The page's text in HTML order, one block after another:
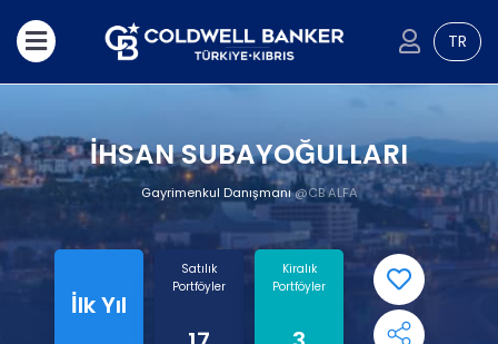
TR
İHSAN SUBAYOĞULLARI
Gayrimenkul Danışmanı@CB ALFA
İlk Yıl
Satılık
Portföyler
Kiralık
Portföyler